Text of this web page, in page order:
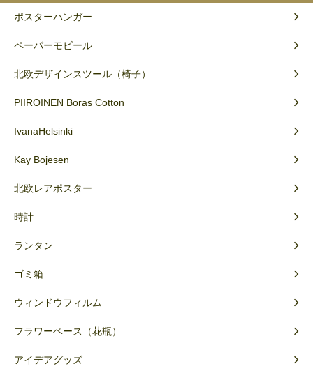
ポスターハンガー
ペーパーモビール
北欧デザインスツール（椅子）
PIIROINEN Boras Cotton
IvanaHelsinki
Kay Bojesen
北欧レアポスター
時計
ランタン
ゴミ箱
ウィンドウフィルム
フラワーベース（花瓶）
アイデアグッズ